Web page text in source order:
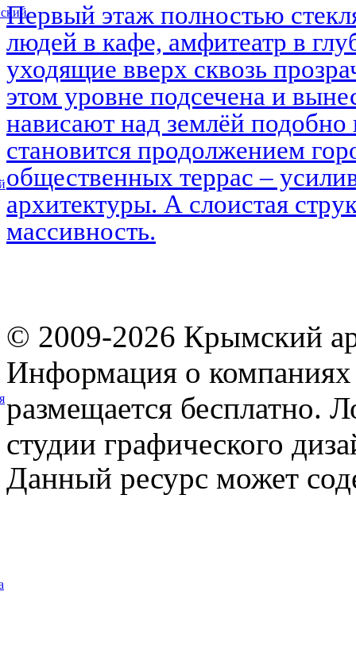
Первый этаж полностью
людей в кафе, амфитеатр в
уходящие вверх сквозь
этом уровне подсечена и
нависают над землёй
становится продолжением
общественных террас –
архитектуры. А слоистая
массивность.
© 2009-2026 Крымский
Информация о компаниях
размещается бесплатно.
студии графического
Данный ресурс может